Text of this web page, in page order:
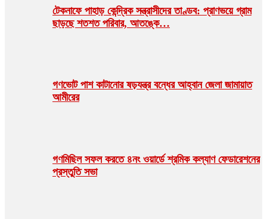
টেকনাফে পাহাড় কেন্দ্রিক সন্ত্রাসীদের তাণ্ডব: প্রাণভয়ে গ্রাম
ছাড়ছে শতশত পরিবার, আতঙ্কে…
গণভোট পাশ কাটানোর ষড়যন্ত্র বন্ধের আহ্বান জেলা জামায়াত
আমীরের
গণমিছিল সফল করতে ৪নং ওয়ার্ডে শ্রমিক কল্যাণ ফেডারেশনের
প্রস্তুতি সভা